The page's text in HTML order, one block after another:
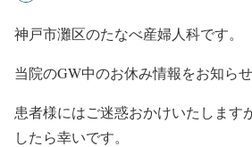
神戸市灘区のたなべ産婦人科です。
当院のGW中のお休み情報をお知らせ
患者様にはご迷惑おかけいたします
したら幸いです。